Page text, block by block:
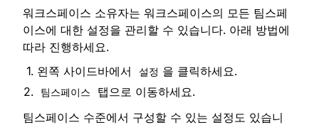
워크스페이스 소유자는 워크스페이스의 모든 팀스페
이스에 대한 설정을 관리할 수 있습니다. 아래 방법에
따라 진행하세요.
왼쪽 사이드바에서
설정 을 클릭하세요.
팀스페이스
탭으로 이동하세요.
팀스페이스 수준에서 구성할 수 있는 설정도 있습니